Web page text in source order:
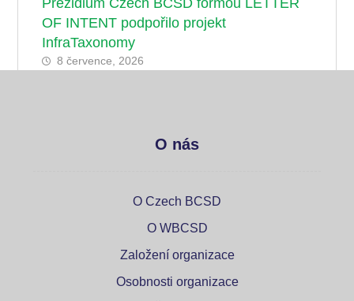
Prezidium Czech BCSD formou LETTER
OF INTENT podpořilo projekt
InfraTaxonomy
8 července, 2026
O nás
O Czech BCSD
O WBCSD
Založení organizace
Osobnosti organizace